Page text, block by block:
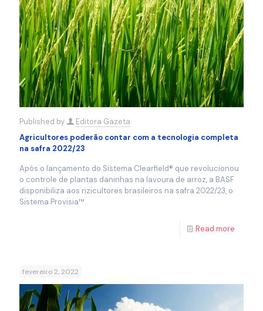
Published by
Editora Gazeta
Agricultores poderão contar com a tecnologia completa
na safra 2022/23
Após o lançamento do Sistema Clearfield® que revolucionou
o controle de plantas daninhas na lavoura de arroz, a BASF
disponibiliza aos rizicultores brasileiros na safra 2022/23, o
Sistema Provisia™.
Read more
fevereiro 2, 2022